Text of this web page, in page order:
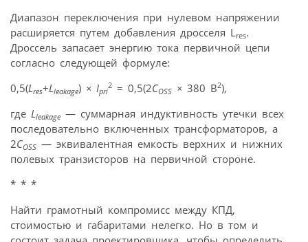
Диапазон переключения при нулевом напряжении
расширяется путем добавления дросселя Lres.
Дроссель запасает энергию тока первичной цепи
согласно следующей формуле:
0,5(Lres+Lleakage) × Ipri
2 = 0,5(2COSS × 380 В2),
где Lleakage — суммарная индуктивность утечки всех
последовательно включенных трансформаторов, а
2COSS — эквивалентная емкость верхних и нижних
полевых транзисторов на первичной стороне.
* * *
Найти грамотный компромисс между КПД,
стоимостью и габаритами нелегко. Но в том и